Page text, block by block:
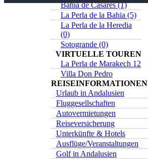
Bahia de Casares (1)
La Perla de la Bahia (5)
La Perla de la Heredia
(0)
Sotogrande (0)
VIRTUELLE TOUREN
La Perla de Marakech 12
Villa Don Pedro
REISEINFORMATIONEN
Urlaub in Andalusien
Fluggesellschaften
Autovermietungen
Reiseversicherung
Unterkünfte & Hotels
Ausflüge/Veranstaltungen
Golf in Andalusien